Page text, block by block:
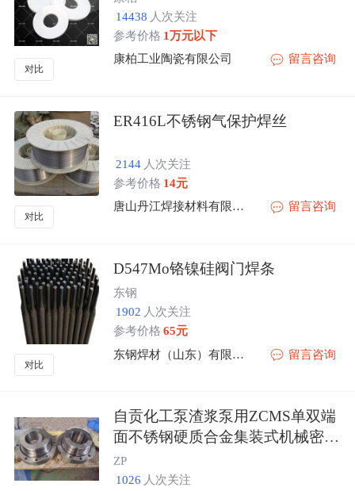
对比
14438 人次关注
参考价格 1万元以下
康柏工业陶瓷有限公司
留言咨询
对比
ER416L不锈钢气保护焊丝
2144 人次关注
参考价格 14元
唐山丹江焊接材料有限公司
留言咨询
对比
D547Mo铬镍硅阀门焊条
东钢
1902 人次关注
参考价格 65元
东钢焊材（山东）有限公司
留言咨询
自贡化工泵渣浆泵用ZCMS单双端
面不锈钢硬质合金集装式机械密封
件
ZP
1026 人次关注